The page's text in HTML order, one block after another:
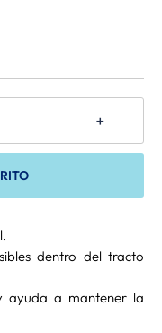
＋
dentro del tracto
ayuda a mantener la